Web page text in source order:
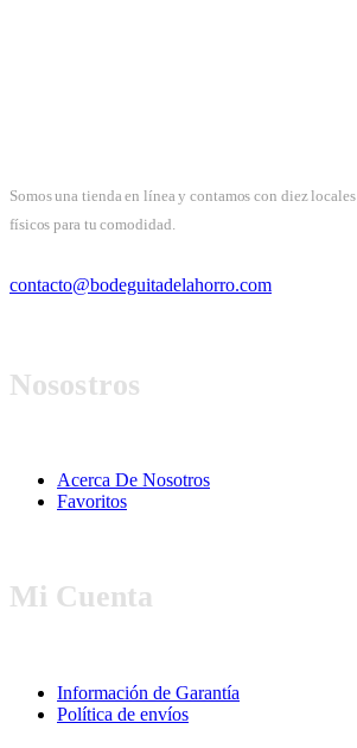
Somos una tienda en línea y contamos con diez locales
físicos para tu comodidad.
contacto@bodeguitadelahorro.com
Nosostros
Acerca De Nosotros
Favoritos
Mi Cuenta
Información de Garantía
Política de envíos